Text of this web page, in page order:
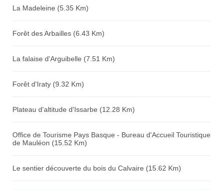
La Madeleine (5.35 Km)
Forêt des Arbailles (6.43 Km)
La falaise d'Arguibelle (7.51 Km)
Forêt d'Iraty (9.32 Km)
Plateau d'altitude d'Issarbe (12.28 Km)
Office de Tourisme Pays Basque - Bureau d'Accueil Touristique
de Mauléon (15.52 Km)
Le sentier découverte du bois du Calvaire (15.62 Km)